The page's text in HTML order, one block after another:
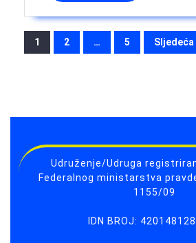
Brojevi
stranica
1 2 … 5 Sljedeća
Udruženje/Udruga
Federalnog ministarstva
1155/09
IDN BROJ: